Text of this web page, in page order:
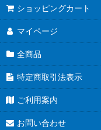
RV01 ノーマル
ショッピングカート
マイページ
全商品
特定商取引法表示
ご利用案内
お問い合わせ